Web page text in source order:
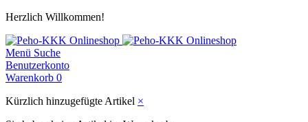
Herzlich Willkommen!
Menü Suche
Benutzerkonto
Warenkorb 0
Kürzlich hinzugefügte Artikel ×